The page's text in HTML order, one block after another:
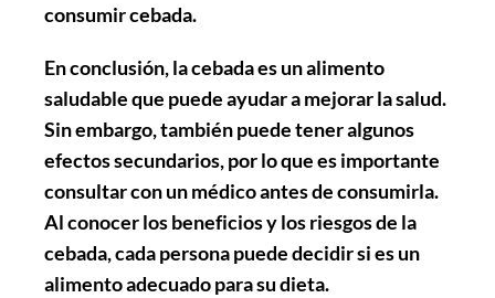
consumir cebada.
En conclusión, la cebada es un alimento
saludable que puede ayudar a mejorar la salud.
Sin embargo, también puede tener algunos
efectos secundarios, por lo que es importante
consultar con un médico antes de consumirla.
Al conocer los beneficios y los riesgos de la
cebada, cada persona puede decidir si es un
alimento adecuado para su dieta.